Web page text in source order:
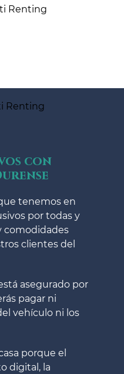
con
tenemos en
por todas y
comodidades
clientes del
asegurado por
pagar ni
vehículo ni los
porque el
digital, la